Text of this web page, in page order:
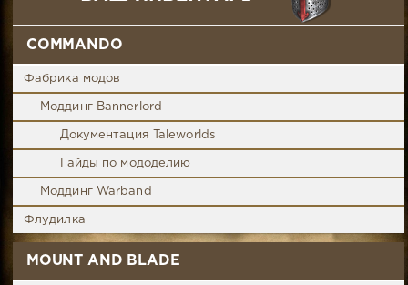
COMMANDO
Фабрика модов
Моддинг Bannerlord
Документация Taleworlds
Гайды по мододелию
Моддинг Warband
Флудилка
MOUNT AND BLADE